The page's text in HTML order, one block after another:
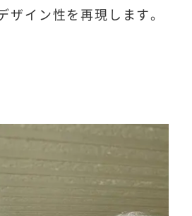
ザイン性を再現します。